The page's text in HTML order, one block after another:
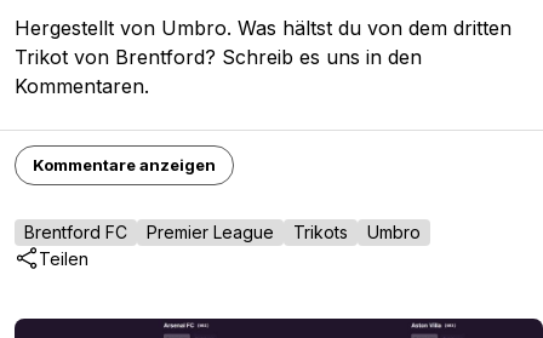
Hergestellt von Umbro. Was hältst du von dem dritten
Trikot von Brentford? Schreib es uns in den
Kommentaren.
Kommentare anzeigen
Brentford FC Premier League Trikots
Umbro
Teilen